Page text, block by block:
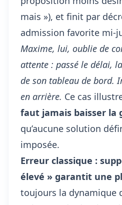
mais »), et finit par
admission favorite mi-
Maxime, lui, oublie de
attente : passé le délai,
de son tableau de bord.
en arrière. Ce cas
faut jamais baisser la
qu’aucune solution
imposée.
Erreur classique :
élevé » garantit une
toujours la dynamique